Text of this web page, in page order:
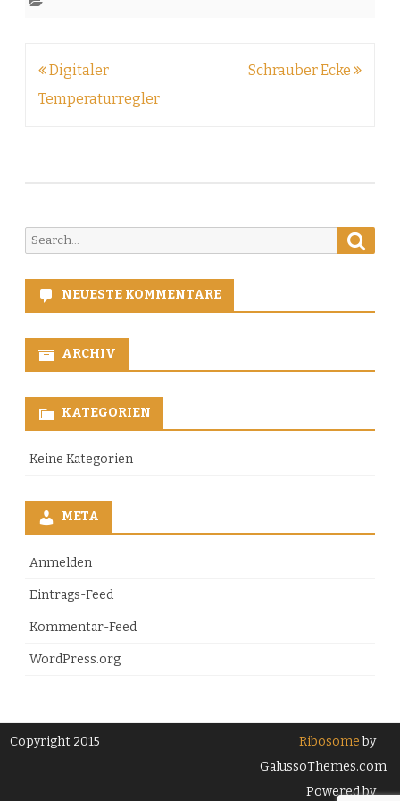
Beitragsnavigation
Digitaler
Temperaturregler
Schrauber Ecke
Search
for:
NEUESTE KOMMENTARE
ARCHIV
KATEGORIEN
Keine Kategorien
META
Anmelden
Eintrags-Feed
Kommentar-Feed
WordPress.org
Copyright 2015 Ribosomeby
GalussoThemes.com
Powered by